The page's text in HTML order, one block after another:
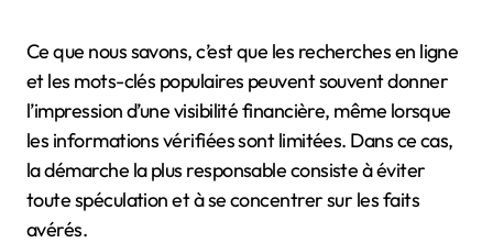
Ce que nous savons, c’est que les recherches en ligne
et les mots-clés populaires peuvent souvent donner
l’impression d’une visibilité financière, même lorsque
les informations vérifiées sont limitées. Dans ce cas,
la démarche la plus responsable consiste à éviter
toute spéculation et à se concentrer sur les faits
avérés.